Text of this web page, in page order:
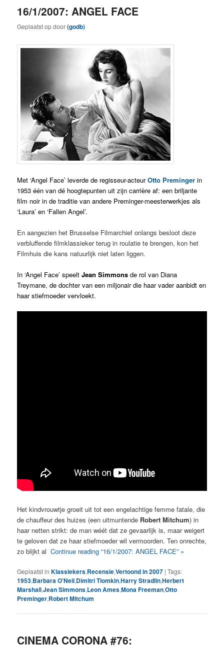
16/1/2007: ANGEL FACE
Geplaatst opdoor(godb)
Met ‘Angel Face’ leverde de regisseur-acteurOtto Preminger in
1953 één van dé hoogtepunten uit zijn carrière af: een briljante
film noir in de traditie van andere Preminger-meesterwerkjes als
‘Laura’ en ‘Fallen Angel’.
En aangezien het Brusselse Filmarchief onlangs besloot deze
verbluffende filmklassieker terug in roulatie te brengen, kon het
Filmhuis die kans natuurlijk niet laten liggen.
In ‘Angel Face’ speeltJean Simmons de rol van Diana
Treymane, de dochter van een miljonair die haar vader aanbidt en
haar stiefmoeder vervloekt.
Het kindvrouwtje groeit uit tot een engelachtige femme fatale, die
de chauffeur des huizes (een uitmuntende Robert Mitchum) in
haar netten strikt: de man wéét dat ze gevaarlijk is, maar weigert
te geloven dat ze haar stiefmoeder wil vermoorden. Ten onrechte,
zo blijkt alContinue reading “16/1/2007: ANGEL FACE” »
Geplaatst in Klassiekers,Recensie,Vertoond in 2007 |Tags:
1953,Barbara O'Neil,Dimitri Tiomkin,Harry Stradlin,Herbert
Marshall,Jean Simmons,Leon Ames,Mona Freeman,Otto
Preminger,Robert Mitchum
CINEMA CORONA #76: